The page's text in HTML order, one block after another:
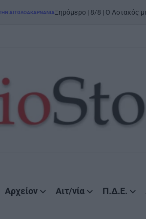
Ξηρόμερο | 8/8 | Ο Αστακός μπαίνει
Αρχείον Αιτ/νία Π.Δ.Ε.